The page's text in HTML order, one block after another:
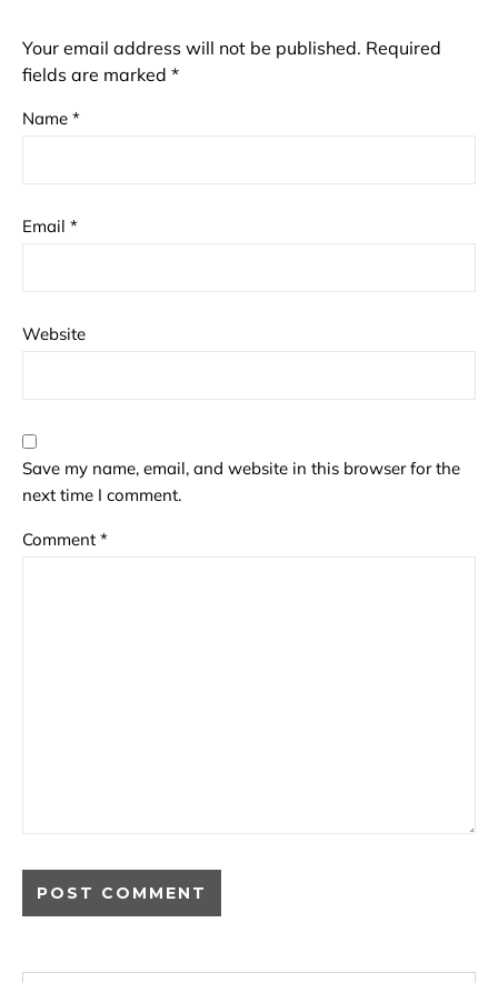
Your email address will not be published. Required
fields are marked *
Name *
Email *
Website
Save my name, email, and website in this browser for the
next time I comment.
Comment *